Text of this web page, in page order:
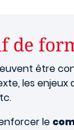
de
être
les
le